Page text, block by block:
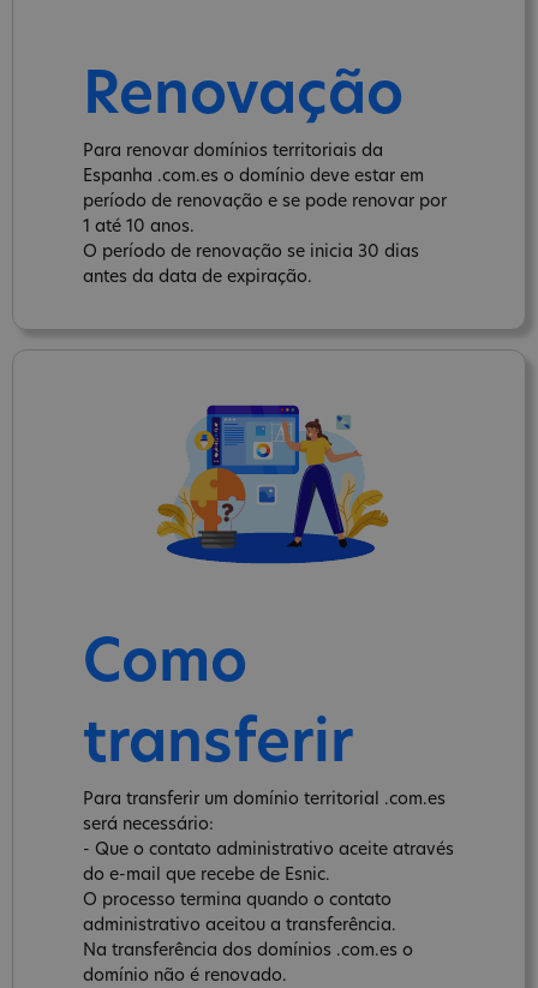
Renovação
Para renovar domínios territoriais da
Espanha .com.es o domínio deve estar em
período de renovação e se pode renovar por
1 até 10 anos.
O período de renovação se inicia 30 dias
antes da data de expiração.
Como
transferir
Para transferir um domínio territorial .com.es
será necessário:
- Que o contato administrativo aceite através
do e-mail que recebe de Esnic.
O processo termina quando o contato
administrativo aceitou a transferência.
Na transferência dos domínios .com.es o
domínio não é renovado.